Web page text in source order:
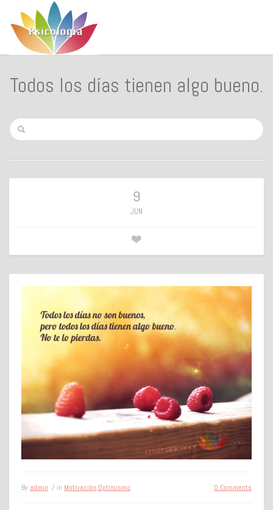
Todos los días tienen algo bueno.
9
JUN
By admin / in Motivación,Optimismo 0 Comments